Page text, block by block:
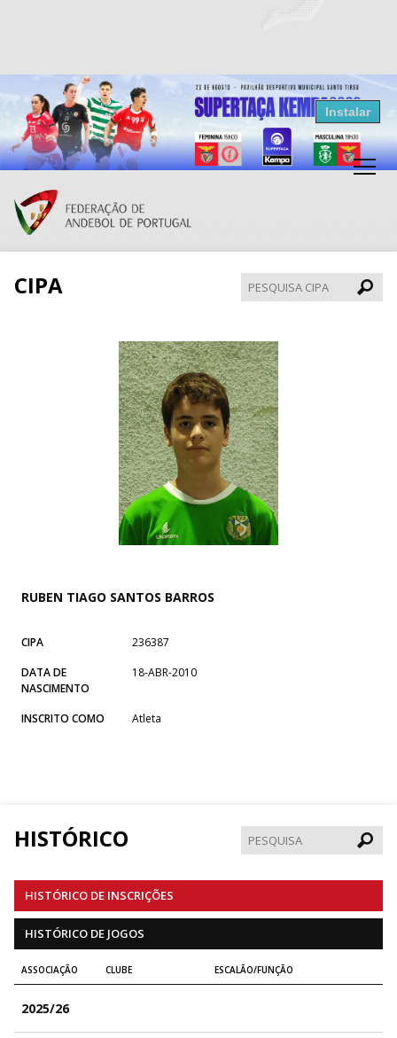
Resultados Andebol
Federação de Andebol de Portugal
Grátis - Disponivel na Play Store
Instalar
CIPA
CIPA
RUBEN TIAGO SANTOS BARROS
CIPA
236387
DATA DE
NASCIMENTO
18-ABR-2010
INSCRITO COMO Atleta
HISTÓRICO
HISTÓRICO DE INSCRIÇÕES
HISTÓRICO DE JOGOS
ASSOCIAÇÃO CLUBE ESCALÃO/FUNÇÃO
2025/26